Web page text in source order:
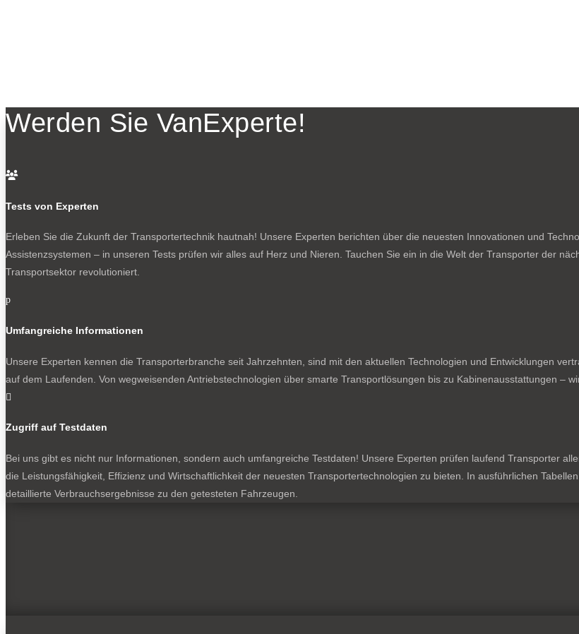
Werden Sie VanExperte!

Tests von Experten
Erleben Sie die Zukunft der Transportertechnik hautnah! Unsere Experten berichten über die neuesten Innovationen und
Assistenzsystemen – in unseren Tests prüfen wir alles auf Herz und Nieren. Tauchen Sie ein in die Welt der Transporter der
Transportsektor revolutioniert.
p
Umfangreiche Informationen
Unsere Experten kennen die Transporterbranche seit Jahrzehnten, sind mit den aktuellen Technologien und Entwicklungen
auf dem Laufenden. Von wegweisenden Antriebstechnologien über smarte Transportlösungen bis zu Kabinenausstattungen –

Zugriff auf Testdaten
Bei uns gibt es nicht nur Informationen, sondern auch umfangreiche Testdaten! Unsere Experten prüfen laufend Transporter
die Leistungsfähigkeit, Effizienz und Wirtschaftlichkeit der neuesten Transportertechnologien zu bieten. In ausführlichen
detaillierte Verbrauchsergebnisse zu den getesteten Fahrzeugen.